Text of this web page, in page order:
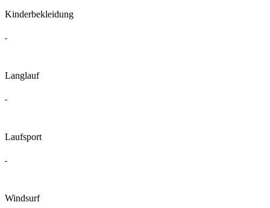
Kinderbekleidung
Langlauf
Laufsport
Windsurf